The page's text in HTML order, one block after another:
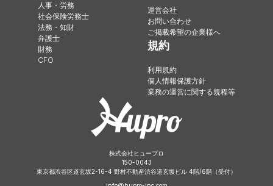
人事・労務
社会保険労務士
法務・知財
弁護士
財務
CFO
運営会社
お問い合わせ
ご掲載希望の企業様へ
規約
利用規約
個人情報保護方針
業務の運営に関する規程等
株式会社ヒュープロ
150-0043
東京都渋谷区道玄坂2-16-4 野村不動産渋谷道玄坂ビル 4階/6階（受付）